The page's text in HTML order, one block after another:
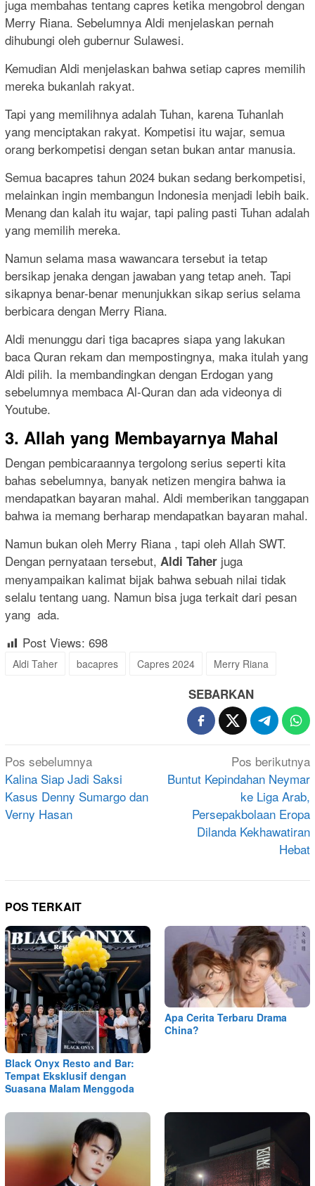
juga membahas tentang capres ketika mengobrol dengan
Merry Riana. Sebelumnya Aldi menjelaskan pernah
dihubungi oleh gubernur Sulawesi.
Kemudian Aldi menjelaskan bahwa setiap capres memilih
mereka bukanlah rakyat.
Tapi yang memilihnya adalah Tuhan, karena Tuhanlah
yang menciptakan rakyat. Kompetisi itu wajar, semua
orang berkompetisi dengan setan bukan antar manusia.
Semua bacapres tahun 2024 bukan sedang berkompetisi,
melainkan ingin membangun Indonesia menjadi lebih baik.
Menang dan kalah itu wajar, tapi paling pasti Tuhan adalah
yang memilih mereka.
Namun selama masa wawancara tersebut ia tetap
bersikap jenaka dengan jawaban yang tetap aneh. Tapi
sikapnya benar-benar menunjukkan sikap serius selama
berbicara dengan Merry Riana.
Aldi menunggu dari tiga bacapres siapa yang lakukan
baca Quran rekam dan mempostingnya, maka itulah yang
Aldi pilih. Ia membandingkan dengan Erdogan yang
sebelumnya membaca Al-Quran dan ada videonya di
Youtube.
3. Allah yang Membayarnya Mahal
Dengan pembicaraannya tergolong serius seperti kita
bahas sebelumnya, banyak netizen mengira bahwa ia
mendapatkan bayaran mahal. Aldi memberikan tanggapan
bahwa ia memang berharap mendapatkan bayaran mahal.
Namun bukan oleh Merry Riana , tapi oleh Allah SWT.
Dengan pernyataan tersebut, Aldi Taher juga
menyampaikan kalimat bijak bahwa sebuah nilai tidak
selalu tentang uang. Namun bisa juga terkait dari pesan
yang ada.
Post Views: 698
Aldi Taher bacapres Capres 2024 Merry Riana
SEBARKAN
Navigasi
pos
Pos sebelumnya
Kalina Siap Jadi Saksi
Kasus Denny Sumargo dan
Verny Hasan
Pos berikutnya
Buntut Kepindahan Neymar
ke Liga Arab,
Persepakbolaan Eropa
Dilanda Kekhawatiran
Hebat
POS TERKAIT
Black Onyx Resto and Bar:
Tempat Eksklusif dengan
Suasana Malam Menggoda
Apa Cerita Terbaru Drama
China?